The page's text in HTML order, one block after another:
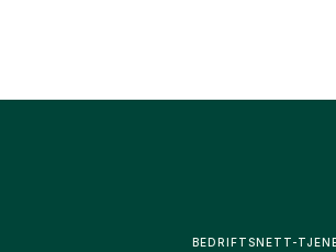
BEDRIFTSNETT-